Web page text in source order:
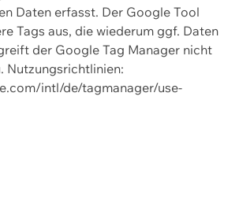
Daten erfasst. Der Google Tool
Tags aus, die wiederum ggf. Daten
der Google Tag Manager nicht
Nutzungsrichtlinien:
intl/de/tagmanager/use-